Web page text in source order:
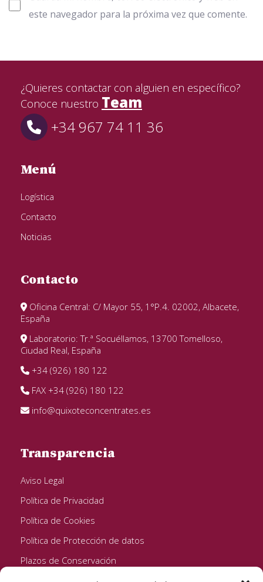
este navegador para la próxima vez que comente.
¿Quieres contactar con alguien en específico?
Conoce nuestro Team
+34 967 74 11 36
Menú
Logística
Contacto
Noticias
Contacto
Oficina Central: C/ Mayor 55, 1°P.4. 02002, Albacete,
España
Laboratorio: Tr.ª Socuéllamos, 13700 Tomelloso,
Ciudad Real, España
+34 (926) 180 122
FAX +34 (926) 180 122
info@quixoteconcentrates.es
Transparencia
Aviso Legal
Política de Privacidad
Política de Cookies
Política de Protección de datos
Plazos de Conservación